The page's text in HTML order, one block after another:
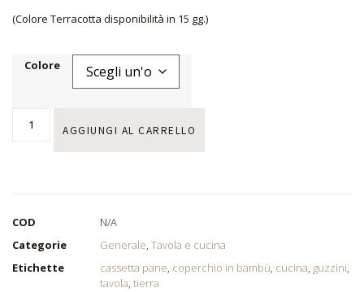
(Colore Terracotta disponibilità in 15 gg.)
Colore
AGGIUNGI AL CARRELLO
COD
N/A
Categorie
Generale, Tavola e cucina
Etichette
cassetta pane, coperchio in bambù, cucina, guzzini,
tavola, tierra